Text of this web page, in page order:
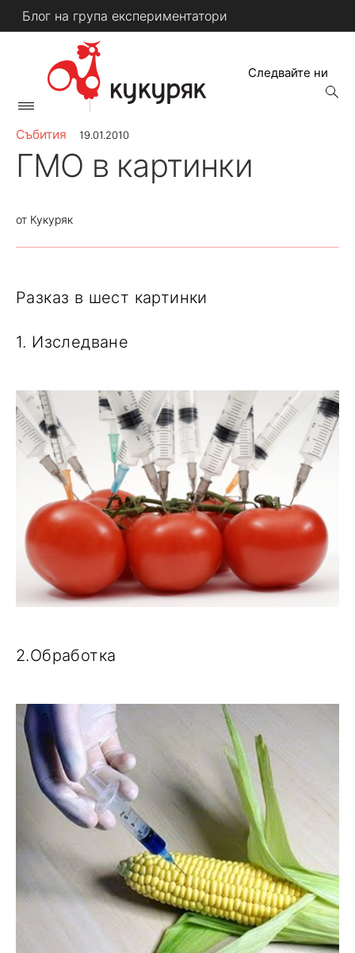
Skip
to
Блог на група експериментатори
Primary
КУКУРЯК
Следвайте ни
open
Събития 19.01.2010
ГМО в картинки
от Кукуряк
Разказ в шест картинки
1. Изследване
2.Обработка